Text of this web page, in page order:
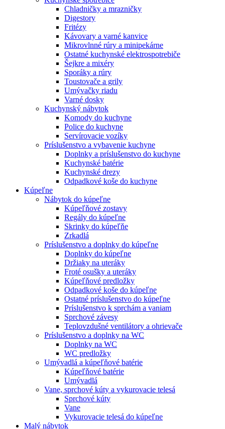
Chladničky a mrazničky
Digestory
Fritézy
Kávovary a varné kanvice
Mikrovlnné rúry a minipekárne
Ostatné kuchynské elektrospotrebiče
Šejkre a mixéry
Sporáky a rúry
Toustovače a grily
Umývačky riadu
Varné dosky
Kuchynský nábytok
Komody do kuchyne
Police do kuchyne
Servírovacie vozíky
Príslušenstvo a vybavenie kuchyne
Doplnky a príslušenstvo do kuchyne
Kuchynské batérie
Kuchynské drezy
Odpadkové koše do kuchyne
Kúpeľne
Nábytok do kúpeľne
Kúpeľňové zostavy
Regály do kúpeľne
Skrinky do kúpeľňe
Zrkadlá
Príslušenstvo a doplnky do kúpeľne
Doplnky do kúpeľne
Držiaky na uteráky
Froté osušky a uteráky
Kúpeľňové predložky
Odpadkové koše do kúpeľne
Ostatné príslušenstvo do kúpeľne
Príslušenstvo k sprchám a vaniam
Sprchové závesy
Teplovzdušné ventilátory a ohrievače
Príslušenstvo a doplnky na WC
Doplnky na WC
WC predložky
Umývadlá a kúpeľňové batérie
Kúpeľňové batérie
Umývadlá
Vane, sprchové kúty a vykurovacie telesá
Sprchové kúty
Vane
Vykurovacie telesá do kúpeľne
Malý nábytok